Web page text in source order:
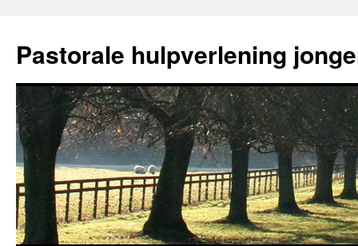
de
inhoud
Pastorale hulpverlening